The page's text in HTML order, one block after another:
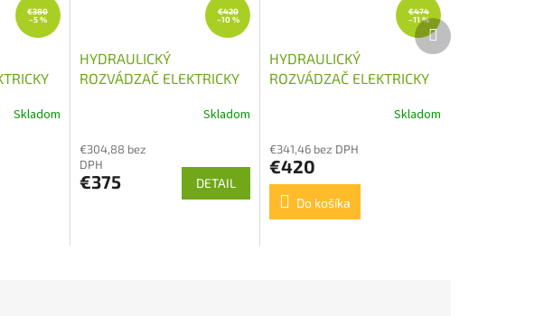
€380
–5 %
Skladom
€420
–10 %
HYDRAULICKÝ
ROZVÁDZAČ ELEKTRICKY
Skladom
€304,88 bez
DPH
€375 DETAIL
€474
–11 %
HYDRAULICKÝ
ROZVÁDZAČ ELEKTRICKY
Skladom
€341,46 bez DPH
€420
Do košíka
Ďalší
produkt